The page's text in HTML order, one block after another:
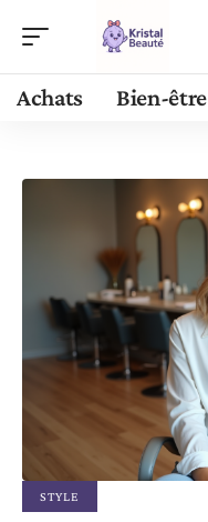
Achats Bien-être
STYLE